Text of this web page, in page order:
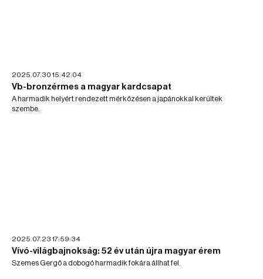
2025.07.30 15:42:04
Vb-bronzérmes a magyar kardcsapat
A harmadik helyért rendezett mérkőzésen a japánokkal kerültek
szembe.
2025.07.23 17:59:34
Vívó-világbajnokság: 52 év után újra magyar érem
Szemes Gergő a dobogó harmadik fokára állhat fel.